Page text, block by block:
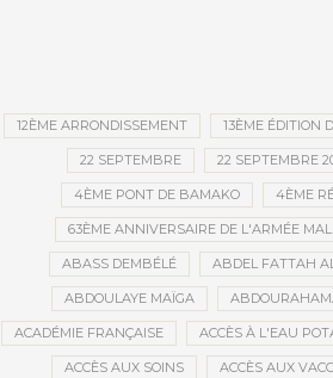
12ÈME ARRONDISSEMENT 13ÈME ÉDITION
22 SEPTEMBRE 22 SEPTEMBRE
4ÈME PONT DE BAMAKO 4ÈME
63ÈME ANNIVERSAIRE DE L'ARMÉE
ABASS DEMBÉLÉ ABDEL FATTAH
ABDOULAYE MAÏGA
ACADÉMIE FRANÇAISE ACCÈS À L'EAU
ACCÈS AUX SOINS ACCÈS AUX